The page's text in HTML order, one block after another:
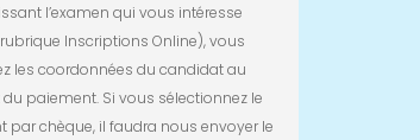
l’examen qui vous intéresse
Inscriptions Online), vous
les coordonnées du candidat au
paiement. Si vous sélectionnez le
par chèque, il faudra nous envoyer le